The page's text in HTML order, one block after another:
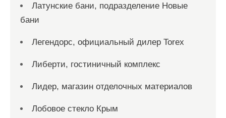
Латунские бани, подразделение Новые
бани
Легендорс, официальный дилер Torex
Либерти, гостиничный комплекс
Лидер, магазин отделочных материалов
Лобовое стекло Крым